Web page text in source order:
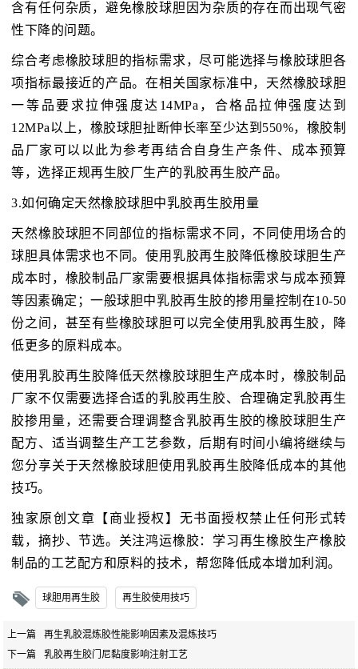
含有任何杂质，避免橡胶球胆因为杂质的存在而出现气密
性下降的问题。
综合考虑橡胶球胆的指标需求，尽可能选择与橡胶球胆各
项指标最接近的产品。在相关国家标准中，天然橡胶球胆
一等品要求拉伸强度达14MPa，合格品拉伸强度达到
12MPa以上，橡胶球胆扯断伸长率至少达到550%，橡胶制
品厂家可以以此为参考再结合自身生产条件、成本预算
等，选择正规再生胶厂生产的乳胶再生胶产品。
3.如何确定天然橡胶球胆中乳胶再生胶用量
天然橡胶球胆不同部位的指标需求不同，不同使用场合的
球胆具体需求也不同。使用乳胶再生胶降低橡胶球胆生产
成本时，橡胶制品厂家需要根据具体指标需求与成本预算
等因素确定；一般球胆中乳胶再生胶的掺用量控制在10-50
份之间，甚至有些橡胶球胆可以完全使用乳胶再生胶，降
低更多的原料成本。
使用乳胶再生胶降低天然橡胶球胆生产成本时，橡胶制品
厂家不仅需要选择合适的乳胶再生胶、合理确定乳胶再生
胶掺用量，还需要合理调整含乳胶再生胶的橡胶球胆生产
配方、适当调整生产工艺参数，后期有时间小编将继续与
您分享关于天然橡胶球胆使用乳胶再生胶降低成本的其他
技巧。
独家原创文章【商业授权】无书面授权禁止任何形式转
载，摘抄、节选。关注鸿运橡胶：学习再生橡胶生产橡胶
制品的工艺配方和原料的技术，帮您降低成本增加利润。
球胆用再生胶 再生胶使用技巧
上一篇
再生乳胶混炼胶性能影响因素及混炼技巧
下一篇
乳胶再生胶门尼黏度影响注射工艺